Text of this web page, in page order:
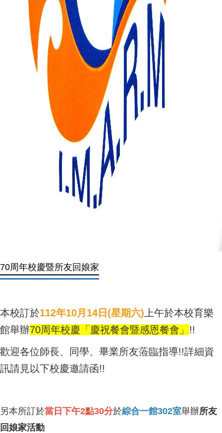
70周年校慶暨所友回娘家
本校訂於112年10月14日(星期六) 上午於本校育樂
館舉辦70周年校慶「慶祝餐會暨感恩餐會」 !!
歡迎各位師長、同學、畢業所友蒞臨指導!!詳細資
訊請見以下校慶邀請函!!
另本所訂於當日下午2點30分於綜合一館302室舉辦所友
回娘家活動